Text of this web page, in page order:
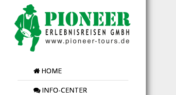
HOME
INFO-CENTER